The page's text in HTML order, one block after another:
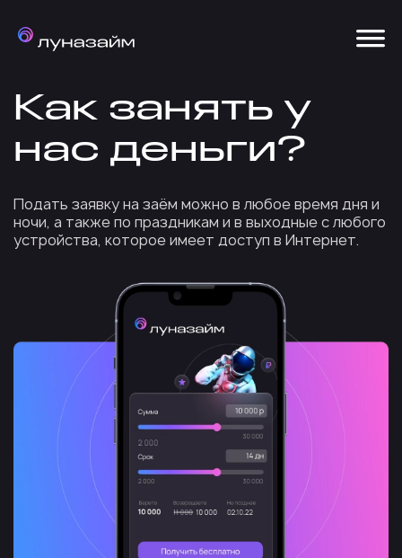
Как занять у
нас деньги?
Подать заявку на заём можно в любое время дня и
ночи, а также по праздникам и в выходные с любого
устройства, которое имеет доступ в Интернет.